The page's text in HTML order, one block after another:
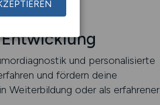
und personalisierte
und fördern deine
Weiterbildung oder als erfahrener